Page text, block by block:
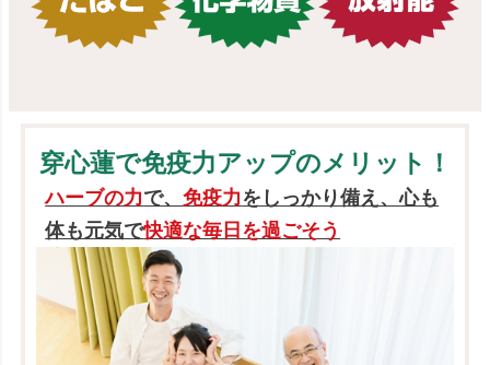
穿心蓮で免疫力アップのメリット！
ハーブの力で、免疫力 をしっかり備え、心も
体も元気で快適な毎日を過ごそう